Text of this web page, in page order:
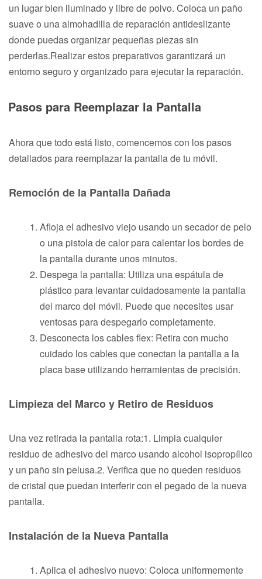
un lugar bien iluminado y libre de polvo. Coloca un paño
suave o una almohadilla de reparación antideslizante
donde puedas organizar pequeñas piezas sin
perderlas.Realizar estos preparativos garantizará un
entorno seguro y organizado para ejecutar la reparación.
Pasos para Reemplazar la Pantalla
Ahora que todo está listo, comencemos con los pasos
detallados para reemplazar la pantalla de tu móvil.
Remoción de la Pantalla Dañada
Afloja el adhesivo viejo usando un secador de pelo
o una pistola de calor para calentar los bordes de
la pantalla durante unos minutos.
Despega la pantalla: Utiliza una espátula de
plástico para levantar cuidadosamente la pantalla
del marco del móvil. Puede que necesites usar
ventosas para despegarlo completamente.
Desconecta los cables flex: Retira con mucho
cuidado los cables que conectan la pantalla a la
placa base utilizando herramientas de precisión.
Limpieza del Marco y Retiro de Residuos
Una vez retirada la pantalla rota:1. Limpia cualquier
residuo de adhesivo del marco usando alcohol isopropílico
y un paño sin pelusa.2. Verifica que no queden residuos
de cristal que puedan interferir con el pegado de la nueva
pantalla.
Instalación de la Nueva Pantalla
Aplica el adhesivo nuevo: Coloca uniformemente